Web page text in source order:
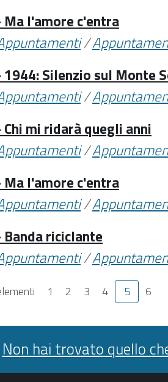
Ma l'amore c'entra
/
1944: Silenzio sul Monte
/
Chi mi ridarà quegli anni
/
Ma l'amore c'entra
/
Banda riciclante
/
1 2 3 4 5 6
Non hai trovato quello